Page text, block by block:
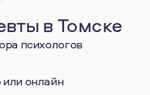
в Томске
психологов
или онлайн